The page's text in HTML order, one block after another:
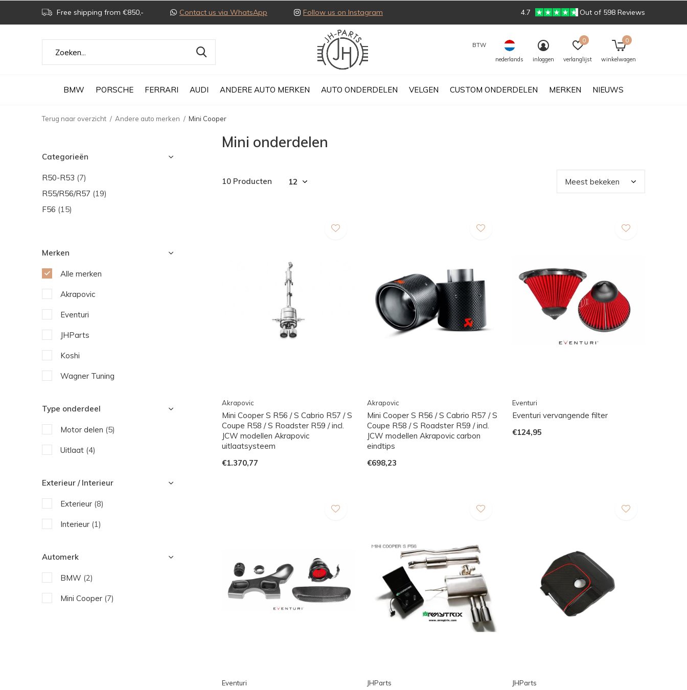
BMW PORSCHE FERRARI AUDI ANDERE AUTO MERKEN AUTO ONDERDELEN VELGEN CUSTOM ONDERDELEN MERKEN NIEUWS
BTW
nederlands
inloggen verlanglijst
0
winkelwagen
0
Free shipping from €850,- Contact us via WhatsApp Follow us on Instagram 4.7 Out of 598 Reviews
Terug naar overzicht Andere auto merken Mini Cooper
Mini onderdelen
10 Producten
Akrapovic
Mini Cooper S R56 / S Cabrio R57 / S
Coupe R58 / S Roadster R59 / incl.
JCW modellen Akrapovic
uitlaatsysteem
€1.370,77
Akrapovic
Mini Cooper S R56 / S Cabrio R57 / S
Coupe R58 / S Roadster R59 / incl.
JCW modellen Akrapovic carbon
eindtips
€698,23
Eventuri
Eventuri vervangende filter
€124,95
Eventuri JHParts JHParts
Categorieën
R50-R53 (7)
R55/R56/R57 (19)
F56 (15)
Merken
Alle merken
Akrapovic
Eventuri
JHParts
Koshi
Wagner Tuning
Type onderdeel
Motor delen (5)
Uitlaat (4)
Exterieur / Interieur
Exterieur (8)
Interieur (1)
Automerk
BMW (2)
Mini Cooper (7)